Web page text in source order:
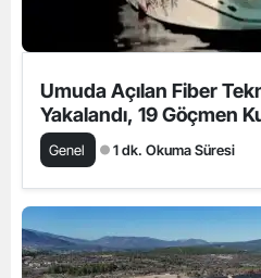
Umuda Açılan Fiber
Yakalandı, 19 Göçmen
Genel 1 dk. Okuma Süresi